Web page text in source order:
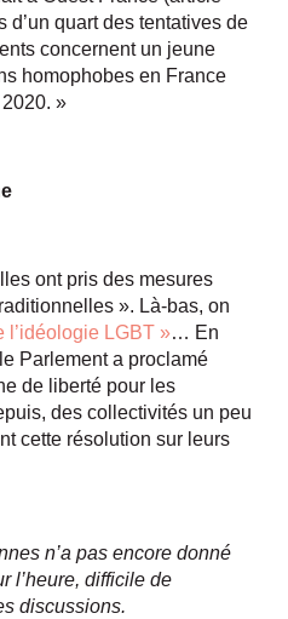
d’un quart des tentatives de
concernent un jeune
homophobes en France
»
ont pris des mesures
». Là-bas, on
l’idéologie LGBT »… En
Parlement a proclamé
de liberté pour les
des collectivités un peu
cette résolution sur leurs
n’a pas encore donné
l’heure, difficile de
discussions.